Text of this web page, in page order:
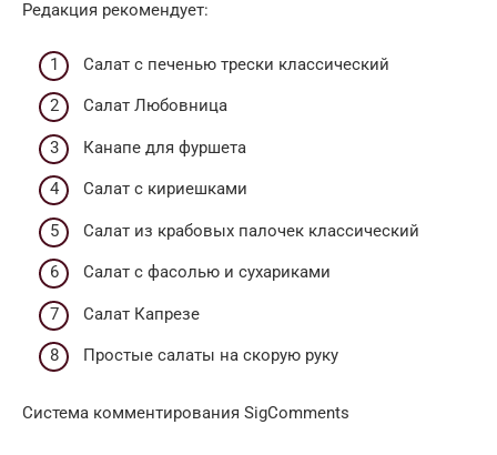
Редакция рекомендует:
Cалат с печенью трески классический
Салат Любовница
Канапе для фуршета
Салат с кириешками
Салат из крабовых палочек классический
Салат с фасолью и сухариками
Салат Капрезе
Простые салаты на скорую руку
Система комментирования SigComments